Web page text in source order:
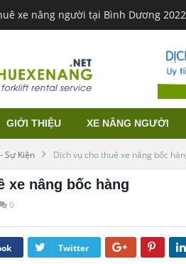
xe nâng người tại Bình Dương 2022
GIỚI THIỆU XE NÂNG NGƯỜI
Sự Kiện Dịch vụ cho thuê xe nâng bốc
xe nâng bốc hàng
0
Twitter Google+